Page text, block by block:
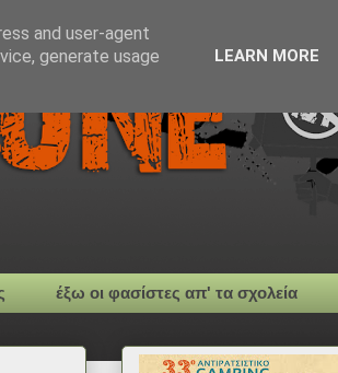
έξω οι φασίστες απ' τα σχολεία
and user-agent
generate usage
LEARN MORE